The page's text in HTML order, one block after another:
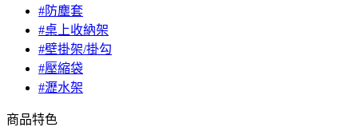
#防塵套
#桌上收納架
#壁掛架/掛勾
#壓縮袋
#瀝水架
商品特色